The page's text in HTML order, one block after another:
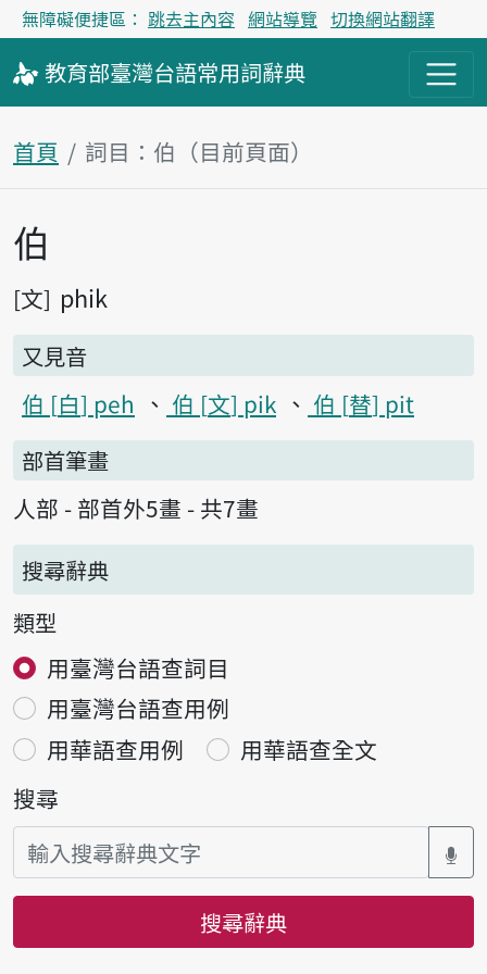
無障礙便捷區： 跳去主內容 網站導覽 切換網站翻譯
教育部臺灣台語常用詞辭典
首頁 詞目：伯（目前頁面）
主內容區塊
伯
文 phik
又見音
伯 白 peh 伯 文 pik 伯 替 pit
部首筆畫
人部 - 部首外5畫 - 共7畫
搜尋辭典
類型
用臺灣台語查詞目
用臺灣台語查用例
用華語查用例
用華語查全文
搜尋
搜尋辭典